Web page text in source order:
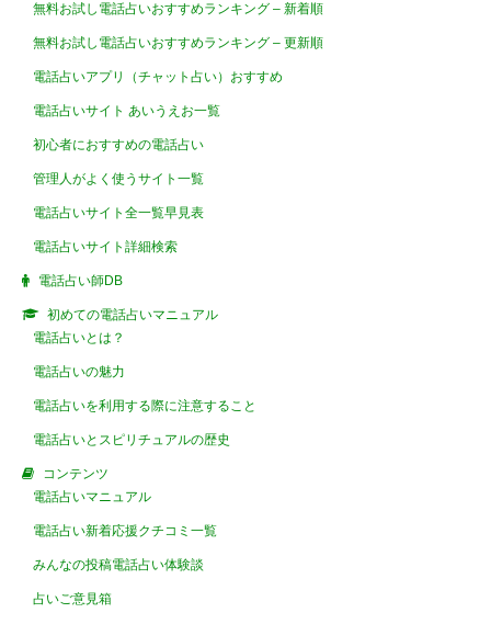
無料お試し電話占いおすすめランキング – 新着順
無料お試し電話占いおすすめランキング – 更新順
電話占いアプリ（チャット占い）おすすめ
電話占いサイト あいうえお一覧
初心者におすすめの電話占い
管理人がよく使うサイト一覧
電話占いサイト全一覧早見表
電話占いサイト詳細検索
電話占い師DB
初めての電話占いマニュアル
電話占いとは？
電話占いの魅力
電話占いを利用する際に注意すること
電話占いとスピリチュアルの歴史
コンテンツ
電話占いマニュアル
電話占い新着応援クチコミ一覧
みんなの投稿電話占い体験談
占いご意見箱